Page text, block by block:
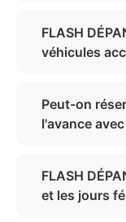
FLASH
véhicules
Peut-on
l'avance avec
FLASH
et les jours